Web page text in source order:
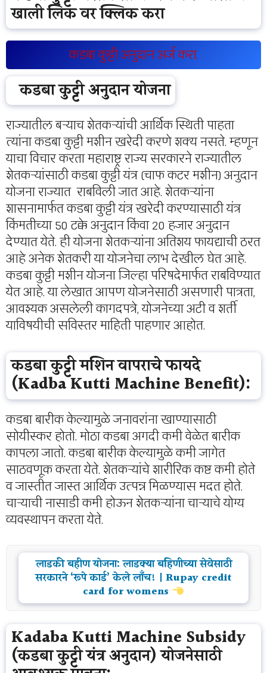
खाली लिंक वर क्लिक करा
कडबा कुट्टी अनुदान अर्ज करा.
कडबा कुट्टी अनुदान योजना
राज्यातील बऱ्याच शेतकऱ्यांची आर्थिक स्थिती पाहता
त्यांना कडबा कुट्टी मशीन खरेदी करणे शक्य नसते. म्हणून
याचा विचार करता महाराष्ट्र राज्य सरकारने राज्यातील
शेतकऱ्यांसाठी कडबा कुट्टी यंत्र (चाफ कटर मशीन) अनुदान
योजना राज्यात राबविली जात आहे. शेतकऱ्यांना
शासनामार्फत कडबा कुट्टी यंत्र खरेदी करण्यासाठी यंत्र
किंमतीच्या 50 टक्के अनुदान किंवा 20 हजार अनुदान
देण्यात येते. ही योजना शेतकऱ्यांना अतिशय फायद्याची ठरत
आहे अनेक शेतकरी या योजनेचा लाभ देखील घेत आहे.
कडबा कुट्टी मशीन योजना जिल्हा परिषदेमार्फत राबविण्यात
येत आहे. या लेखात आपण योजनेसाठी असणारी पात्रता,
आवश्यक असलेली कागदपत्रे, योजनेच्या अटी व शर्ती
याविषयीची सविस्तर माहिती पाहणार आहोत.
कडबा कुट्टी मशिन वापराचे फायदे
(Kadba Kutti Machine Benefit):
कडबा बारीक केल्यामुळे जनावरांना खाण्यासाठी
सोयीस्कर होतो. मोठा कडबा अगदी कमी वेळेत बारीक
कापला जातो. कडबा बारीक केल्यामुळे कमी जागेत
साठवणूक करता येते. शेतकऱ्यांचे शारीरिक कष्ट कमी होते
व जास्तीत जास्त आर्थिक उत्पन्न मिळण्यास मदत होते.
चाऱ्याची नासाडी कमी होऊन शेतकऱ्यांना चाऱ्याचे योग्य
व्यवस्थापन करता येते.
लाडकी बहीण योजना: लाडक्या बहिणीच्या सेवेसाठी
सरकारने ‘रूपे कार्ड’ केले लाँच! | Rupay credit
card for womens
Kadaba Kutti Machine Subsidy
(कडबा कुट्टी यंत्र अनुदान) योजनेसाठी